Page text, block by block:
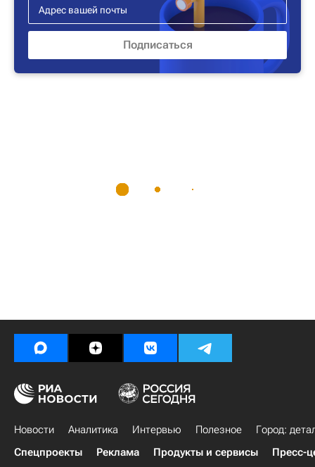
Новости Аналитика Интервью Полезное
Город:
Спецпроекты
Реклама Продукты и сервисы Пресс-